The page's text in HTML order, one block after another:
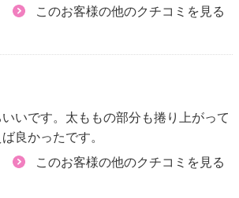
このお客様の他のクチコミを見る
いです。太ももの部分も捲り上がって
良かったです。
このお客様の他のクチコミを見る